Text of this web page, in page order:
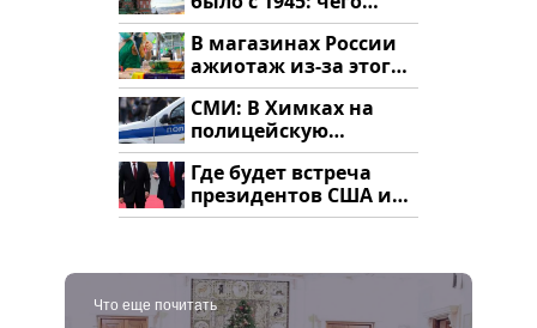
ждать всем нам?
В магазинах России
ажиотаж из-за этого
продукта: что купить?
СМИ: В Химках на
полицейскую
машину напали и
подожгли.
Где будет встреча
президентов США и
России: Европа?
Что еще почитать